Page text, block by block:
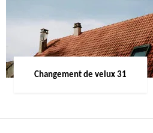
Changement de velux 31